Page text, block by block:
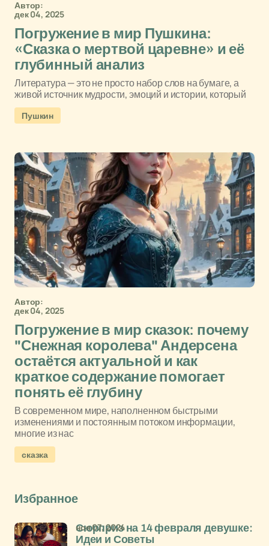
Автор:
дек 04, 2025
Погружение в мир Пушкина:
«Сказка о мертвой царевне» и её
глубинный анализ
Литература — это не просто набор слов на бумаге, а
живой источник мудрости, эмоций и истории, который
Пушкин
Автор:
дек 04, 2025
Погружение в мир сказок: почему
"Снежная королева" Андерсена
остаётся актуальной и как
краткое содержание помогает
понять её глубину
В современном мире, наполненном быстрыми
изменениями и постоянным потоком информации,
многие из нас
сказка
Избранное
Сюрприз на 14 февраля девушке:
Идеи и Советы
ноя 07, 2024